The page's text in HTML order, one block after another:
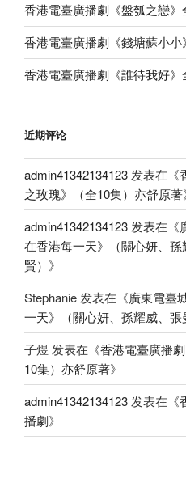
香港電臺廣播劇《盤瓠之戀》
香港電臺廣播劇《錢塘蘇小小
香港電臺廣播劇《誰待我好》
近期评论
admin41342134123 发表在《
之玫瑰》（全10集）亦舒原著
admin41342134123 发表在《
在香港每一天》（關心妍、
賢） 》
Stephanie 发表在《廣東電臺
一天》（關心妍、孫耀威、張
子煜 发表在《香港電臺廣播
10集）亦舒原著》
admin41342134123 发表在《
播劇》